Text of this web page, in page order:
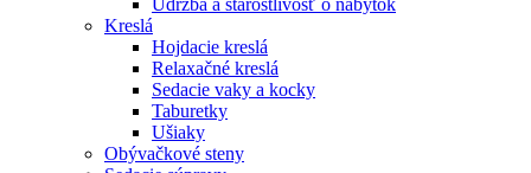
Kreslá
Hojdacie kreslá
Relaxačné kreslá
Sedacie vaky a kocky
Taburetky
Ušiaky
Obývačkové steny